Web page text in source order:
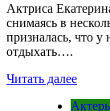
Актриса
снимаясь в
призналась, что у
отдыхать….
Читать далее